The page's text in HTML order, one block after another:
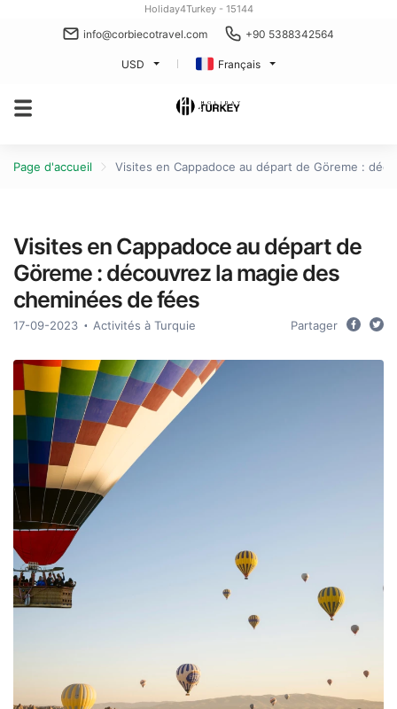
Holiday4Turkey - 15144
info@corbiecotravel.com +90 5388342564
USD Français
Page d'accueil Visites en Cappadoce au départ de Göreme :
Visites en Cappadoce au départ de
Göreme : découvrez la magie des
cheminées de fées
17-09-2023 Activités à Turquie Partager